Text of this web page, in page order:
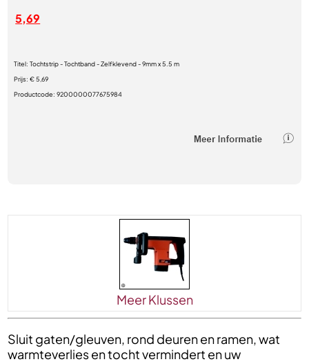
5,69
Titel:Tochtstrip - Tochtband - Zelfklevend - 9mm x 5.5 m
Prijs:€ 5,69
Productcode:9200000077675984
Meer Klussen
Sluit gaten/gleuven, rond deuren en ramen, wat
warmteverlies en tocht vermindert en uw